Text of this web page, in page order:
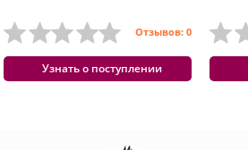
Отзывов: 0
Узнать о поступлении